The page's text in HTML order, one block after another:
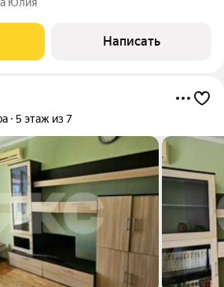
линия. Все вопросы по телеофноу.
Написать
5 этаж из 7